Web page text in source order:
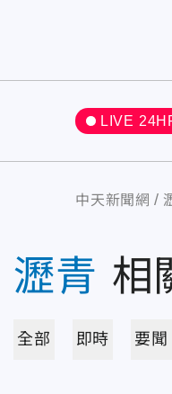
LIVE
中天新聞網
瀝青 相
全部 即時 要聞